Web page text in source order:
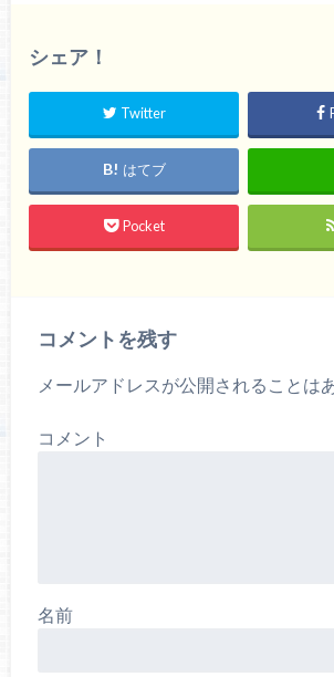
シェア！
Twitter
はてブ
Pocket
コメントを残す
メールアドレスが公開されることは
コメント
名前